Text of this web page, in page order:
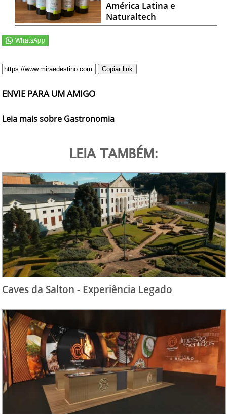
América Latina e
Naturaltech
Copiar link
ENVIE PARA UM AMIGO
Leia mais sobre Gastronomia
LEIA TAMBÉM:
Caves da Salton - Experiência Legado